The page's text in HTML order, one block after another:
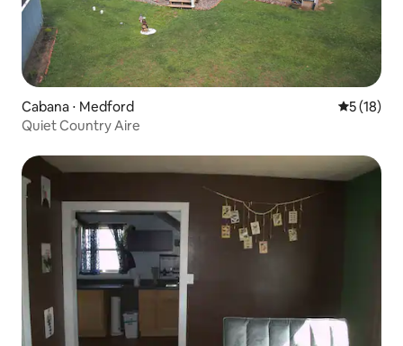
Cabana ⋅ Medford 5 de uma
5 (18)
Quiet Country Aire